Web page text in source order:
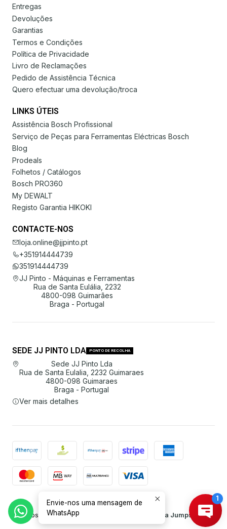
Entregas
Devoluções
Garantias
Termos e Condições
Política de Privacidade
Livro de Reclamações
Pedido de Assistência Técnica
Quero efectuar uma devolução/troca
LINKS ÚTEIS
Assistência Bosch Profissional
Serviço de Peças para Ferramentas Eléctricas Bosch
Blog
Prodeals
Folhetos / Catálogos
Bosch PRO360
My DEWALT
Registo Garantia HIKOKI
CONTACTE-NOS
loja.online@jjpinto.pt
+351914444739
351914444739
JJ Pinto - Máquinas e Ferramentas
Rua de Santa Eulália, 2232
4800-098 Guimarães
Braga - Portugal
SEDE JJ PINTO LDA PONTO DE RECOLHA
Sede JJ Pinto Lda
Rua de Santa Eulalia, 2232 Guimaraes
4800-098 Guimaraes
Braga - Portugal
Ver mais detalhes
2026 JJ Pinto Lda.
Todos os Direitos Reservados.
Com tecnologia Jumpseller.
Envie-nos uma mensagem de
WhatsApp